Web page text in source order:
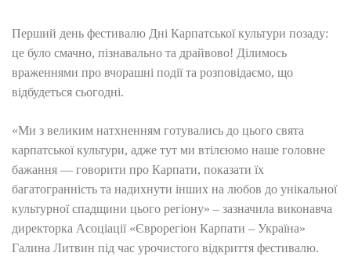
Перший день фестивалю Дні Карпатської культури позаду:
це було смачно, пізнавально та драйвово! Ділимось
враженнями про вчорашні події та розповідаємо, що
відбудеться сьогодні.
«Ми з великим натхненням готувались до цього свята
карпатської культури, адже тут ми втілєюмо наше головне
бажання — говорити про Карпати, показати їх
багатогранність та надихнути інших на любов до унікальної
культурної спадщини цього регіону» – зазначила виконавча
директорка Асоціації «Єврорегіон Карпати – Україна»
Галина Литвин під час урочистого відкриття фестивалю.